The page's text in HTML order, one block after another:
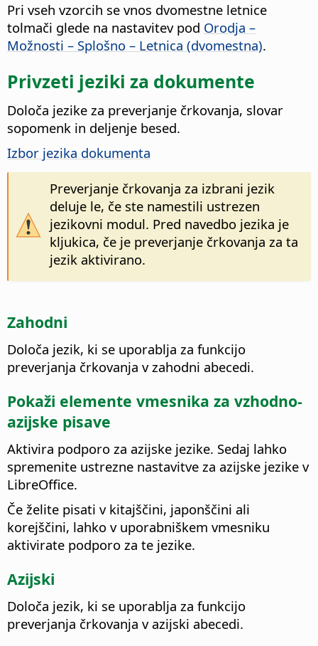
Pri vseh vzorcih se vnos dvomestne letnice
tolmači glede na nastavitev pod Orodja –
Možnosti – Splošno – Letnica (dvomestna).
Privzeti jeziki za dokumente
Določa jezike za preverjanje črkovanja, slovar
sopomenk in deljenje besed.
Izbor jezika dokumenta
Preverjanje črkovanja za izbrani jezik
deluje le, če ste namestili ustrezen
jezikovni modul. Pred navedbo jezika je
kljukica, če je preverjanje črkovanja za ta
jezik aktivirano.
Zahodni
Določa jezik, ki se uporablja za funkcijo
preverjanja črkovanja v zahodni abecedi.
Pokaži elemente vmesnika za vzhodno-
azijske pisave
Aktivira podporo za azijske jezike. Sedaj lahko
spremenite ustrezne nastavitve za azijske jezike v
LibreOffice.
Če želite pisati v kitajščini, japonščini ali
korejščini, lahko v uporabniškem vmesniku
aktivirate podporo za te jezike.
Azijski
Določa jezik, ki se uporablja za funkcijo
preverjanja črkovanja v azijski abecedi.